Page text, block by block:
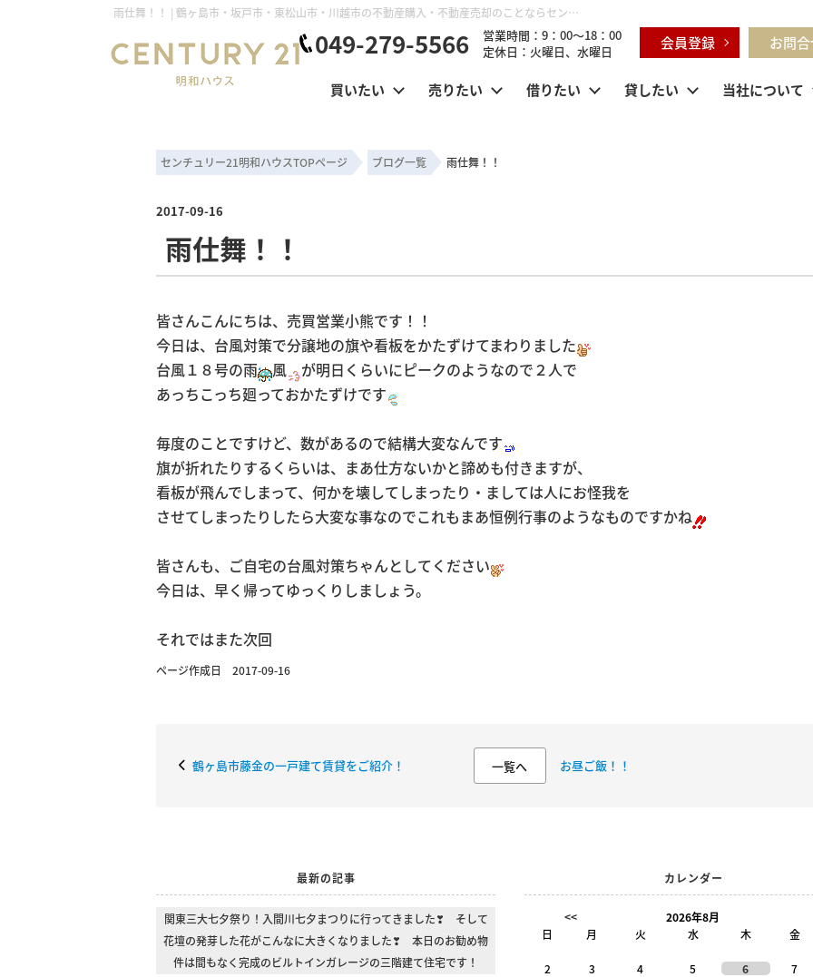
雨仕舞！！ | 鶴ヶ島市・坂戸市・東松山市・川越市の不動産購入・不動産売却のことならセンチュリー21明和ハウス
049-279-5566
営業時間：9：00～18：00
定休日：火曜日、水曜日
会員登録 お問
買いたい 売りたい 借りたい 貸したい 当社について
センチュリー21明和ハウスTOPページ ブログ一覧 雨仕舞！！
2017-09-16
雨仕舞！！
皆さんこんにちは、売買営業小熊です！！
今日は、台風対策で分譲地の旗や看板をかたずけてまわりました
台風１８号の雨
風
が明日くらいにピークのようなので２人で
あっちこっち廻っておかたずけです
毎度のことですけど、数があるので結構大変なんです
旗が折れたりするくらいは、まあ仕方ないかと諦めも付きますが、
看板が飛んでしまって、何かを壊してしまったり・ましては人にお怪我を
させてしまったりしたら大変な事なのでこれもまあ恒例行事のようなものですかね
皆さんも、ご自宅の台風対策ちゃんとしてください
今日は、早く帰ってゆっくりしましょう。
それではまた次回
ページ作成日 2017-09-16
鶴ヶ島市藤金の一戸建て賃貸をご紹介！ 一覧へ お昼ご飯！！
最新の記事
関東三大七夕祭り！入間川七夕まつりに行ってきました❣ そして
花壇の発芽した花がこんなに大きくなりました❣ 本日のお勧め物
件は間もなく完成のビルトインガレージの三階建て住宅です！
カレンダー
<<
2026年8月
日
月 火 水 木 金
2 3 4 5 6
7